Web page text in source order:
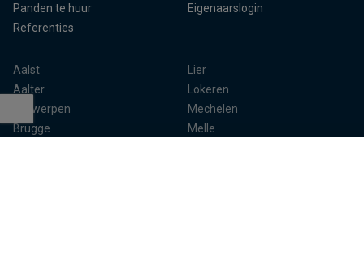
Panden te huur
Referenties
Eigenaarslogin
Aalst
Aalter
Antwerpen
Brugge
Lier
Lokeren
Mechelen
Melle